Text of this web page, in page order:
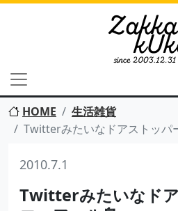
HOME
生活雑貨
Twitterみたいなドアストッ
2010.7.1
Twitterみたいなド